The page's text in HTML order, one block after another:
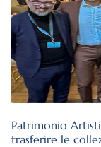
Patrimonio
trasferire le